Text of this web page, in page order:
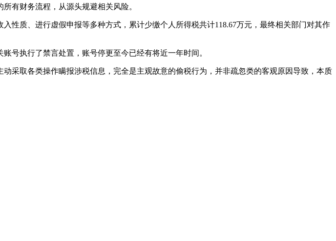
有财务流程，从源头规避相关风险。
性质、进行虚假申报等多种方式，累计少缴个人所得税共计118.67万元，最终相关部门对其作
号执行了禁言处置，账号停更至今已经有将近一年时间。
采取各类操作瞒报涉税信息，完全是主观故意的偷税行为，并非疏忽类的客观原因导致，本质